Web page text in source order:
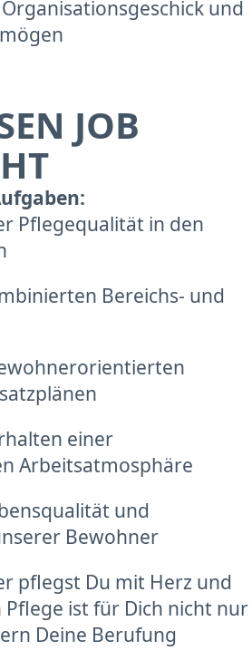
und
JOB
Pflegequalität in den
Bereichs- und
einer
Arbeitsatmosphäre
und
Bewohner
pflegst Du mit Herz und
ist für Dich nicht nur
Deine Berufung